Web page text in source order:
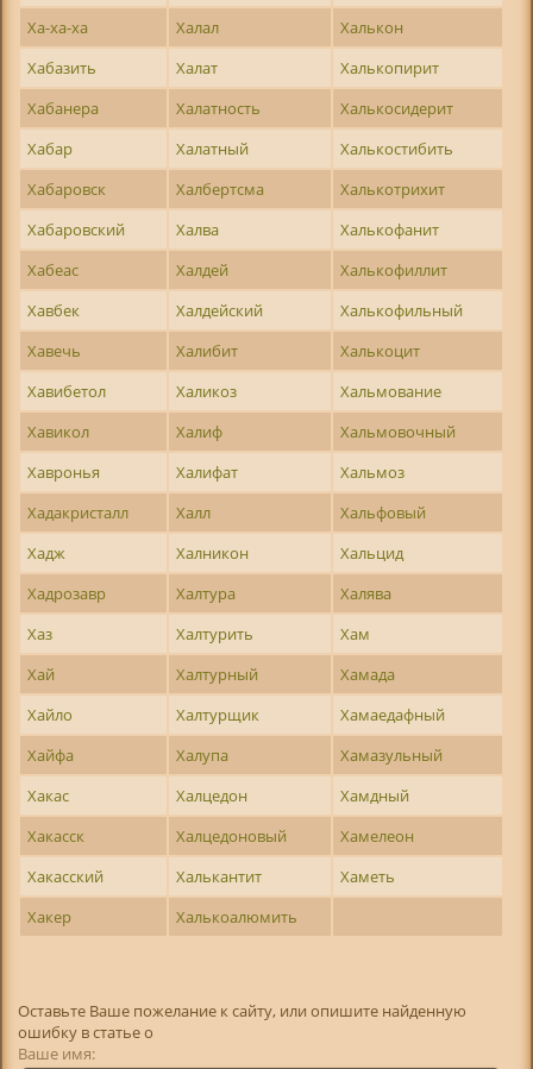
Ха-ха-ха
Халал
Халькон
Хабазить
Халат
Халькопирит
Хабанера
Халатность
Халькосидерит
Хабар
Халатный
Халькостибить
Хабаровск
Халбертсма
Халькотрихит
Хабаровский
Халва
Халькофанит
Хабеас
Халдей
Халькофиллит
Хавбек
Халдейский
Халькофильный
Хавечь
Халибит
Халькоцит
Хавибетол
Халикоз
Хальмование
Хавикол
Халиф
Хальмовочный
Хавронья
Халифат
Хальмоз
Хадакристалл
Халл
Хальфовый
Хадж
Халникон
Хальцид
Хадрозавр
Халтура
Халява
Хаз
Халтурить
Хам
Хай
Халтурный
Хамада
Хайло
Халтурщик
Хамаедафный
Хайфа
Халупа
Хамазульный
Хакас
Халцедон
Хамдный
Хакасск
Халцедоновый
Хамелеон
Хакасский
Халькантит
Хаметь
Хакер
Халькоалюмить
Оставьте Ваше пожелание к сайту, или опишите найденную
ошибку в статье о
Ваше имя: